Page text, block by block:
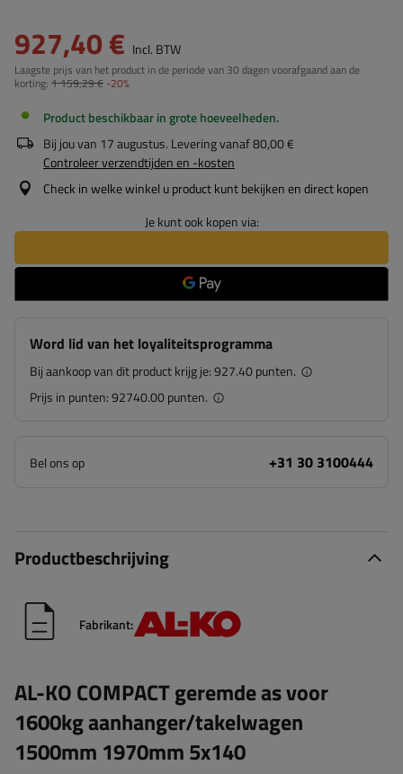
927,40 € Incl. BTW
Laagste prijs van het product in de periode van 30 dagen voorafgaand aan de
korting: 1 159,29 € -20%
Product beschikbaar in grote hoeveelheden
Bij jou van 17 augustus. Levering vanaf80,00 €
Controleer verzendtijden en -kosten
Check in welke winkel u product kunt bekijken en direct kopen
Je kunt ook kopen via:
Word lid van het loyaliteitsprogramma
Bij aankoop van dit product krijg je:927.40 punten.
Prijs in punten:92740.00 punten.
Bel ons op +31 30 3100444
Productbeschrijving
Fabrikant:
AL-KO COMPACT geremde as voor
1600kg aanhanger/takelwagen
1500mm 1970mm 5x140